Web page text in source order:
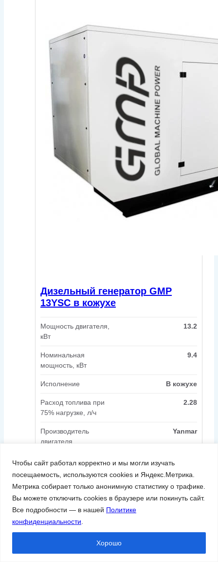
Чтобы сайт работал корректно и мы могли изучать
посещаемость, используются cookies и Яндекс.Метрика.
Метрика собирает только анонимную статистику о трафике.
Вы можете отключить cookies в браузере или покинуть сайт.
Все подробности — в нашей Политике
конфиденциальности
Хорошо
Дизельный генератор GMP
13YSC в кожухе
Мощность двигателя,
кВт
13.2
Номинальная
мощность, кВт
9.4
Исполнение В кожухе
Расход топлива при
75% нагрузке, л/ч
2.28
Производитель
двигателя
Yanmar
1 073 919₽
В корзину